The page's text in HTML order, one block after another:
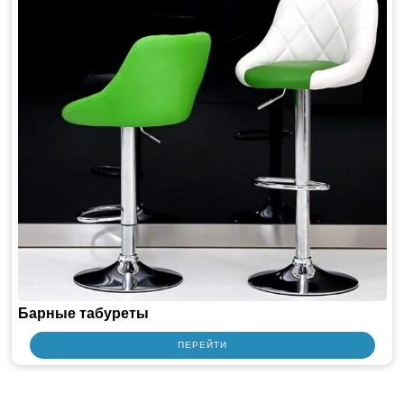
Барные табуреты
ПЕРЕЙТИ